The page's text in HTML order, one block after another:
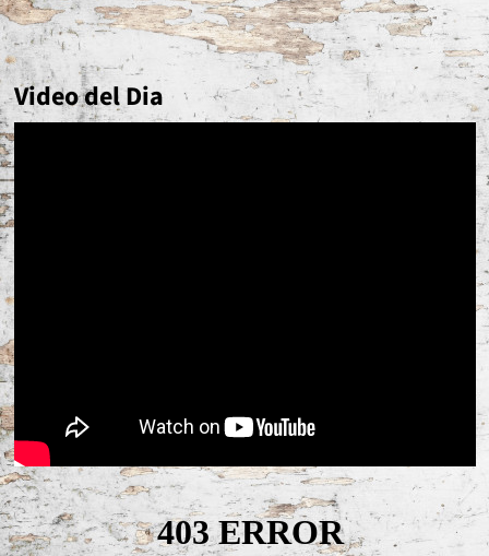
Video del Dia